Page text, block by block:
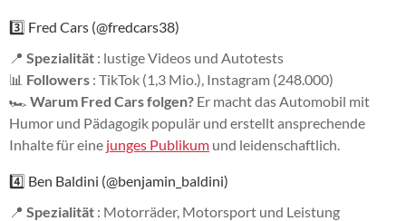
3️⃣ Fred Cars (@fredcars38)
📍 Spezialität : lustige Videos und Autotests
📊 Followers : TikTok (1,3 Mio.), Instagram (248.000)
🏎 Warum Fred Cars folgen? Er macht das Automobil mit
Humor und Pädagogik populär und erstellt ansprechende
Inhalte für eine junges Publikum und leidenschaftlich.
4️⃣ Ben Baldini (@benjamin_baldini)
📍 Spezialität : Motorräder, Motorsport und Leistung